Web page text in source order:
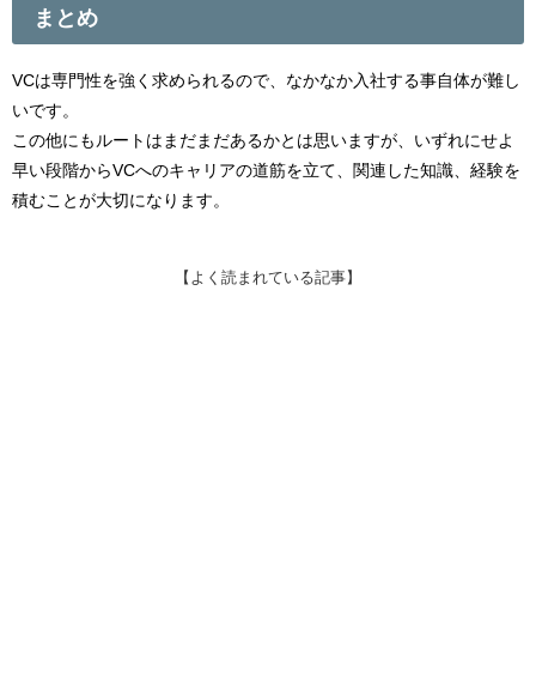
まとめ
VCは専門性を強く求められるので、なかなか入社する事自体が難し
いです。
この他にもルートはまだまだあるかとは思いますが、いずれにせよ
早い段階からVCへのキャリアの道筋を立て、関連した知識、経験を
積むことが大切になります。
【よく読まれている記事】